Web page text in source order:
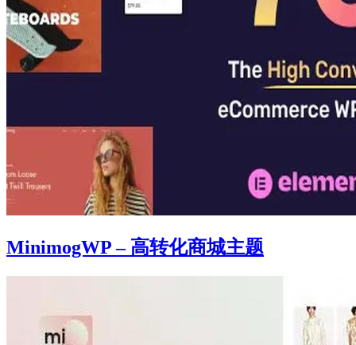
MinimogWP – 高转化商城主题